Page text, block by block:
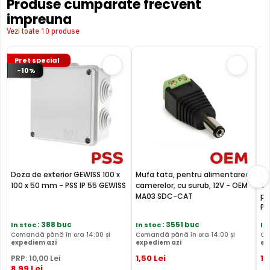
BLC (Backlight Compensation)
Functia BLC (compensarea luminii din spate) cu care este
Produse cumparate frecvent
impreuna
Vezi toate 10 produse
Pret special
-10%
Doza de exterior GEWISS 100 x
100 x 50 mm - PSS IP 55 GEWISS
In stoc: 388 buc
Comandă până în ora 14:00 și
expediem azi
PRP: 10,00 Lei
Mufa tata, pentru alimentarea
camerelor, cu surub, 12V - OEM
MA03 SDC-CAT
In stoc: 3551 buc
Comandă până în ora 14:00 și
expediem azi
1,50 Lei
In
17